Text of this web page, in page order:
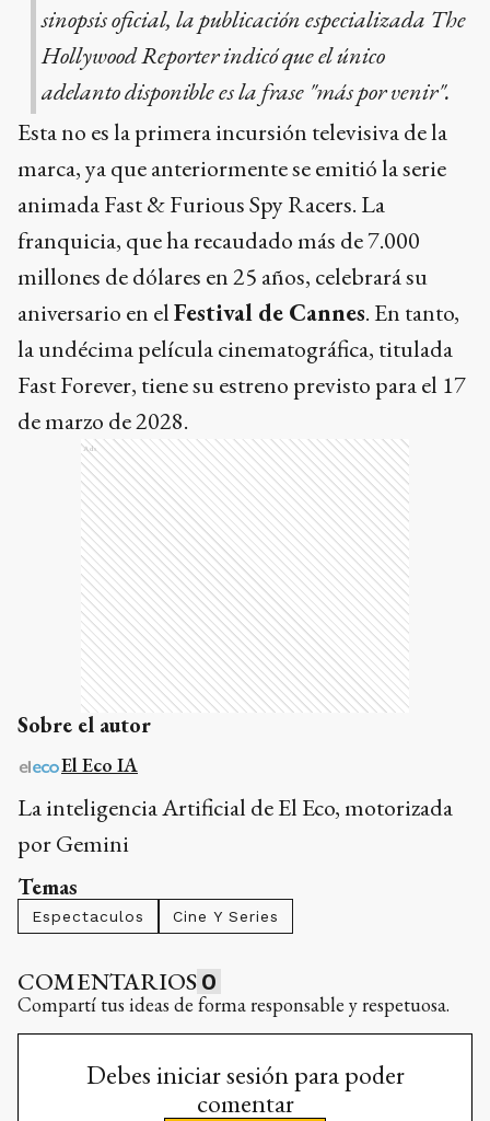
sinopsis oficial, la publicación especializada The
Hollywood Reporter indicó que el único
adelanto disponible es la frase "más por venir".
Esta no es la primera incursión televisiva de la
marca, ya que anteriormente se emitió la serie
animada Fast & Furious Spy Racers. La
franquicia, que ha recaudado más de 7.000
millones de dólares en 25 años, celebrará su
aniversario en elFestival de Cannes. En tanto,
la undécima película cinematográfica, titulada
Fast Forever, tiene su estreno previsto para el 17
de marzo de 2028.
Ads
Sobre el autor
El Eco IA
La inteligencia Artificial de El Eco, motorizada
por Gemini
Temas
Espectaculos Cine Y Series
COMENTARIOS 0
Compartí tus ideas de forma responsable y respetuosa.
Debes iniciar sesión para poder
comentar